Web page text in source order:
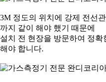
3M 정도의 위치에 강제 전선
까지 같이 해야 했기 때문에
설치 전 현장을 방문하여 정
해야 합니다.